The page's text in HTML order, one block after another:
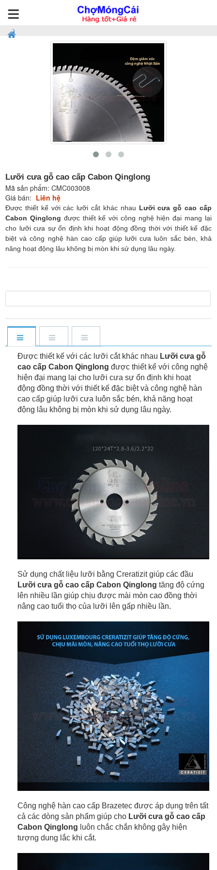
Lưỡi cưa gỗ cao cấp Cabon Qinglong
Mã sản phẩm:CMC003008
Giá bán: Liên hệ
Được thiết kế với các lưỡi cắt khác nhau Lưỡi cưa gỗ cao cấp
Cabon Qinglong được thiết kế với công nghệ hiện đại mang lại
cho lưỡi cưa sự ổn định khi hoạt động đồng thời với thiết kế đặc
biệt và công nghệ hàn cao cấp giúp lưỡi cưa luôn sắc bén, khả
năng hoạt động lâu không bị mòn khi sử dụng lâu ngày.
Được thiết kế với các lưỡi cắt khác nhau Lưỡi cưa gỗ
cao cấp Cabon Qinglongđược thiết kế với công nghệ
hiện đại mang lại cho lưỡi cưa sự ổn định khi hoạt
động đồng thời với thiết kế đặc biệt và công nghệ hàn
cao cấp giúp lưỡi cưa luôn sắc bén, khả năng hoạt
động lâu không bị mòn khi sử dụng lâu ngày.
Sử dụng chất liệu lưỡi bằng Creratizit giúp các đầu
Lưỡi cưa gỗ cao cấp Cabon Qinglong tăng độ cứng
lên nhiều lần giúp chịu được mài mòn cao đồng thời
nâng cao tuổi thọ của lưỡi lên gấp nhiều lần.
Công nghệ hàn cao cấp Brazetec được áp dụng trên tất
cả các dòng sản phẩm giúp cho Lưỡi cưa gỗ cao cấp
Cabon Qinglong luôn chắc chắn không gây hiện
tượng dung lắc khi cắt.